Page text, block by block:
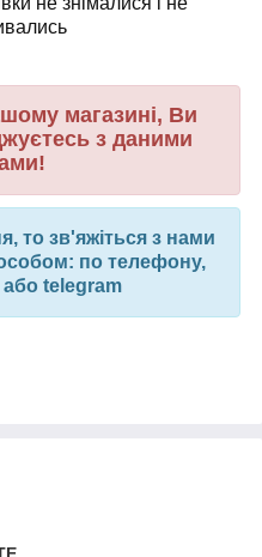
магазині, Ви
з даними
то зв'яжіться з нами
по телефону,
telegram